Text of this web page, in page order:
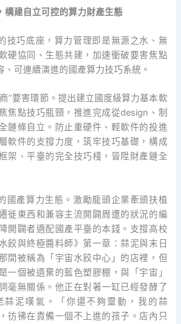
構建自立可控的算力財產生態
技巧底座，算力管理即是無源之水、無
硬協同、生態共建，加速衝破要害焦點
、可連續演進的國產算力技巧系統。
”要害環節。提出建立國度級算力基本軟
焦點技巧瓶頸，推進完成從design、制
鏈條自立。防止重硬件、輕軟件的投進
軟件的支撐力度，筑牢技巧基礎，構成
架、平臺的完全技巧棧，晉陞財產鏈全
國產算力生態。激勵龍頭企業牽頭扶植
徙東西和兼容主流開闢周遭的狀況的編
開闢者適配國產平臺的本錢。支撐高校
餃與終極醬料師》第一章：蒜泥與末日
間被稱為「宇宙水餃中心」的店裡，但
一個被遺棄的藍色塑膠棚，與「宇宙」
毫無關係。他正在對著一缸已經發酵了
蒜泥嘆氣。「你還不夠靈動，我的蒜
彷彿在責備一個不上進的孩子。店內只